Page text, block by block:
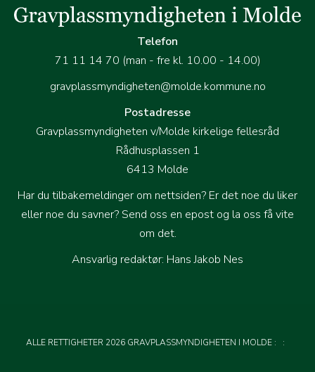
Telefon
71 11 14 70 (man - fre kl. 10.00 - 14.00)
gravplassmyndigheten@molde.kommune.no
Postadresse
Gravplassmyndigheten v/Molde kirkelige fellesråd
Rådhusplassen 1
6413 Molde
Har du tilbakemeldinger om nettsiden? Er det noe du liker
eller noe du savner? Send oss en epost og la oss få vite
om det.
Ansvarlig redaktør: Hans Jakob Nes
ALLE RETTIGHETER 2026 GRAVPLASSMYNDIGHETEN I MOLDE : :